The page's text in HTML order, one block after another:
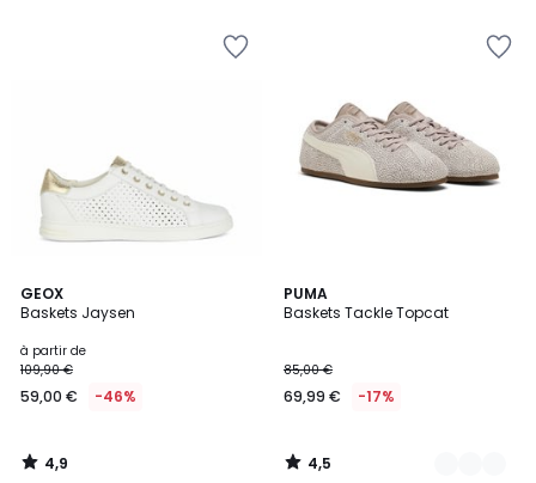
GEOX
Baskets Jaysen
à partir de
109,90 €
59,00 € -46%
4,9
/ 5
4,9
/
PUMA
Baskets Tackle Topcat
85,00 €
69,99 € -17%
4,5
/ 5
2
Couleurs
4,5
/